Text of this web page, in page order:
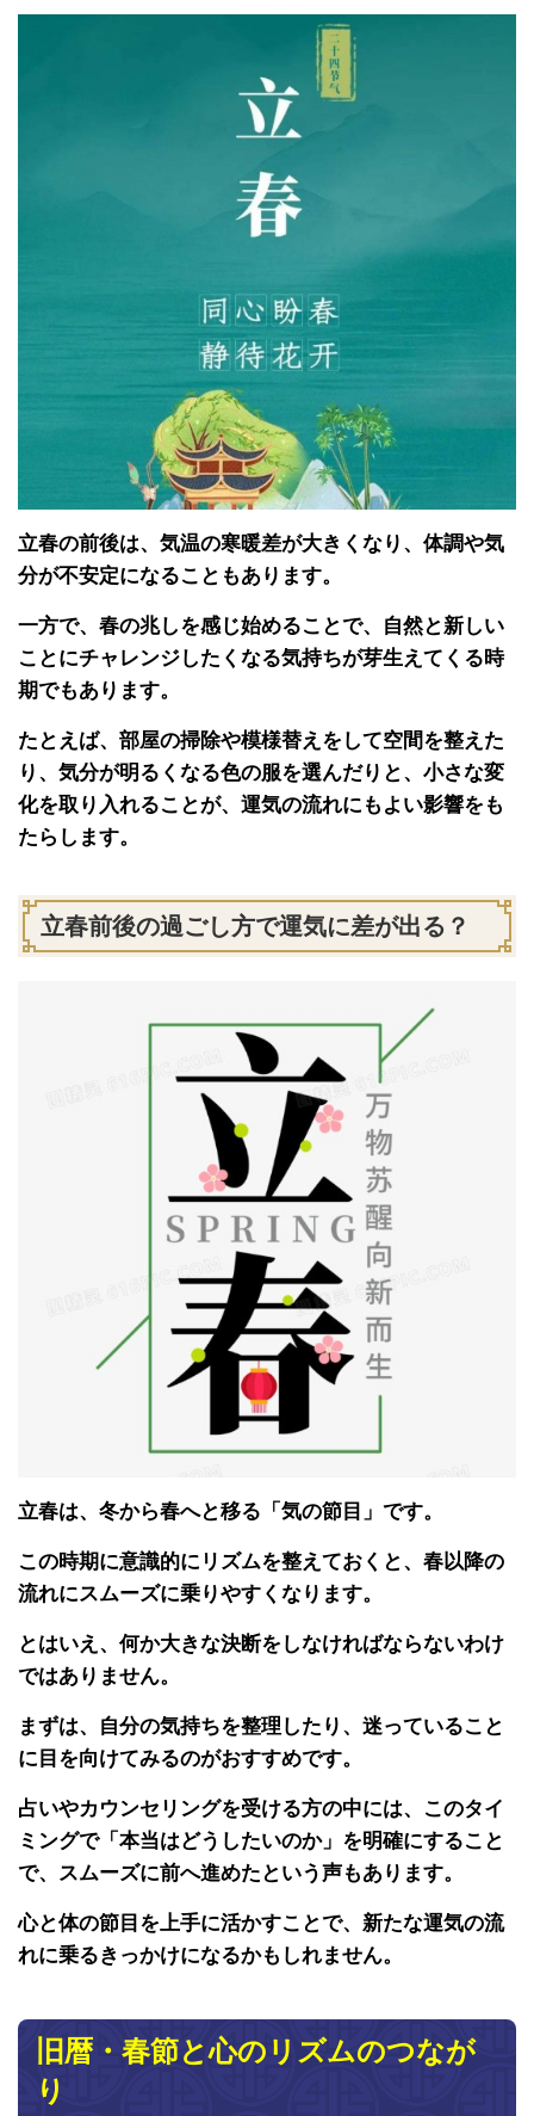
立春の前後は、気温の寒暖差が大きくなり、体調や気
分が不安定になることもあります。
一方で、春の兆しを感じ始めることで、自然と新しい
ことにチャレンジしたくなる気持ちが芽生えてくる時
期でもあります。
たとえば、部屋の掃除や模様替えをして空間を整えた
り、気分が明るくなる色の服を選んだりと、小さな変
化を取り入れることが、運気の流れにもよい影響をも
たらします。
立春前後の過ごし方で運気に差が出る？
立春は、冬から春へと移る「気の節目」です。
この時期に意識的にリズムを整えておくと、春以降の
流れにスムーズに乗りやすくなります。
とはいえ、何か大きな決断をしなければならないわけ
ではありません。
まずは、自分の気持ちを整理したり、迷っていること
に目を向けてみるのがおすすめです。
占いやカウンセリングを受ける方の中には、このタイ
ミングで「本当はどうしたいのか」を明確にすること
で、スムーズに前へ進めたという声もあります。
心と体の節目を上手に活かすことで、新たな運気の流
れに乗るきっかけになるかもしれません。
旧暦・春節と心のリズムのつなが
り